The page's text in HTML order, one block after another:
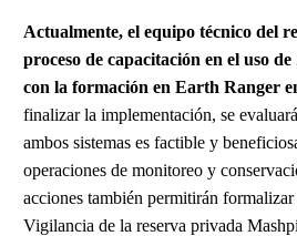
Actualmente, el equipo técnico del
proceso de capacitación en el uso
con la formación en Earth Ranger
finalizar la implementación, se
ambos sistemas es factible y
operaciones de monitoreo y
acciones también permitirán
Vigilancia de la reserva privada